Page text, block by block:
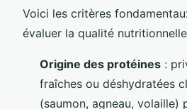
Voici les critères
évaluer la qualité
Origine des protéines :
fraîches ou déshydratées
(saumon, agneau, volaille)